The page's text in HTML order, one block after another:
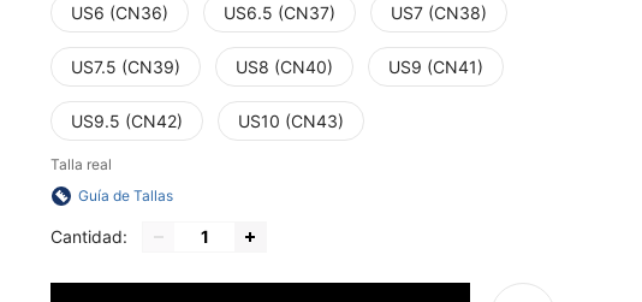
US6 (CN36) US6.5 (CN37) US7 (CN38)
US7.5 (CN39) US8 (CN40) US9 (CN41)
US9.5 (CN42) US10 (CN43)
Talla real
Guía de Tallas
Cantidad: